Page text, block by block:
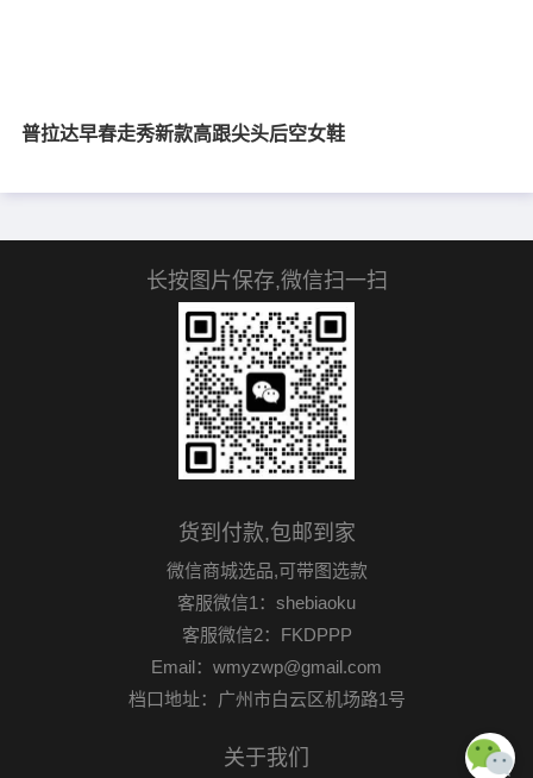
普拉达早春走秀新款高跟尖头后空女鞋
长按图片保存,微信扫一扫
货到付款,包邮到家
微信商城选品,可带图选款
客服微信1：shebiaoku
客服微信2：FKDPPP
Email：wmyzwp@gmail.com
档口地址：广州市白云区机场路1号
关于我们